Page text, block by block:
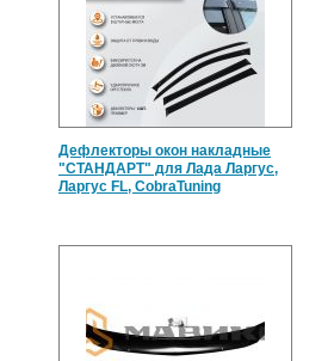
Дефлекторы окон накладные
"СТАНДАРТ" для Лада Ларгус,
Ларгус FL, CobraTuning